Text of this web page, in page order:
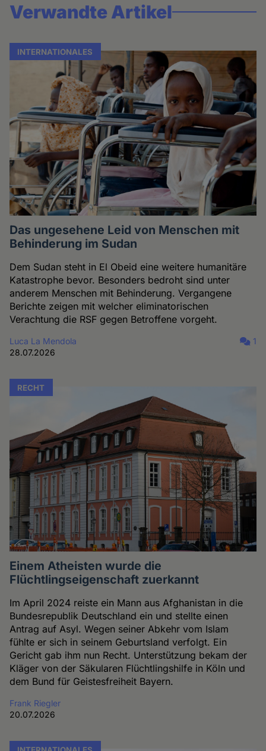
Verwandte Artikel
INTERNATIONALES
Das ungesehene Leid von Menschen mit
Behinderung im Sudan
Dem Sudan steht in El Obeid eine weitere humanitäre
Katastrophe bevor. Besonders bedroht sind unter
anderem Menschen mit Behinderung. Vergangene
Berichte zeigen mit welcher eliminatorischen
Verachtung die RSF gegen Betroffene vorgeht.
Luca La Mendola
28.07.2026
1
RECHT
Einem Atheisten wurde die
Flüchtlingseigenschaft zuerkannt
Im April 2024 reiste ein Mann aus Afghanistan in die
Bundesrepublik Deutschland ein und stellte einen
Antrag auf Asyl. Wegen seiner Abkehr vom Islam
fühlte er sich in seinem Geburtsland verfolgt. Ein
Gericht gab ihm nun Recht. Unterstützung bekam der
Kläger von der Säkularen Flüchtlingshilfe in Köln und
dem Bund für Geistesfreiheit Bayern.
Frank Riegler
20.07.2026